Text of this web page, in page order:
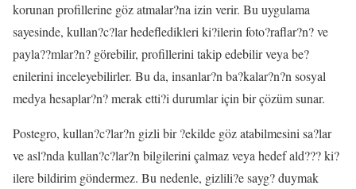
korunan profillerine göz atmalar?na izin verir. Bu uygulama
sayesinde, kullan?c?lar hedefledikleri ki?ilerin foto?raflar?n? ve
payla??mlar?n? görebilir, profillerini takip edebilir veya be?
enilerini inceleyebilirler. Bu da, insanlar?n ba?kalar?n?n sosyal
medya hesaplar?n? merak etti?i durumlar için bir çözüm sunar.
Postegro, kullan?c?lar?n gizli bir ?ekilde göz atabilmesini sa?lar
ve asl?nda kullan?c?lar?n bilgilerini çalmaz veya hedef ald??? ki?
ilere bildirim göndermez. Bu nedenle, gizlili?e sayg? duymak